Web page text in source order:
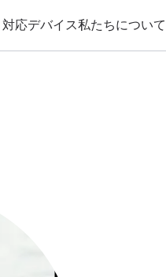
対応デバイス私たちについて